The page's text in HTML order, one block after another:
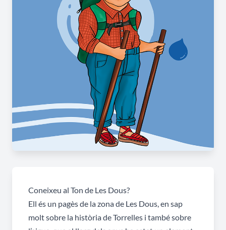
Coneixeu al Ton de Les Dous?
Ell és un pagès de la zona de Les Dous, en sap
molt sobre la història de Torrelles i també sobre